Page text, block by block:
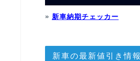
» 新車納期チェッカー
新車の最新値引き情報